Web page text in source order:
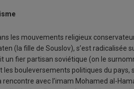
les mouvements religieux
(la fille de Souslov), s’est radicalisée
un fier partisan soviétique (on le
les bouleversements politiques du
avec l’imam Mohamed al-